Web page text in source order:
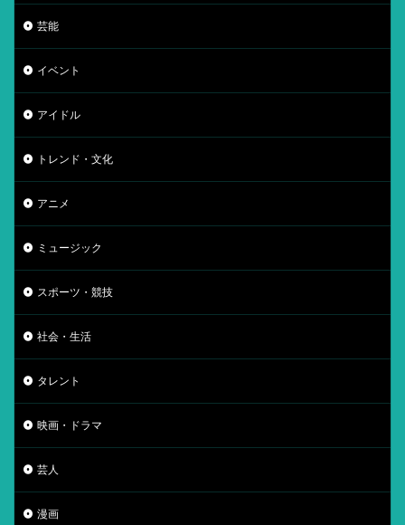
芸能
イベント
アイドル
トレンド・文化
アニメ
ミュージック
スポーツ・競技
社会・生活
タレント
映画・ドラマ
芸人
漫画